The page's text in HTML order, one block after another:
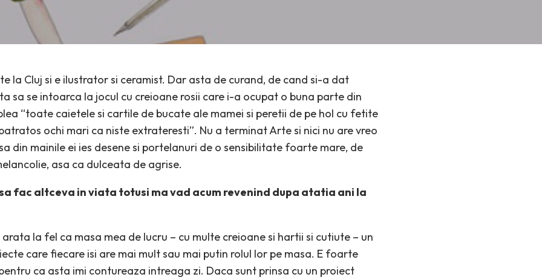
la Cluj si e ilustrator si ceramist. Dar asta de curand, de cand si-a dat
sa se intoarca la jocul cu creioane rosii care i-a ocupat o buna parte din
“toate caietele si cartile de bucate ale mamei si peretii de pe hol cu fetite
ochi mari ca niste extrateresti”. Nu a terminat Arte si nici nu are vreo
din mainile ei ies desene si portelanuri de o sensibilitate foarte mare, de
asa ca dulceata de agrise.
fac altceva in viata totusi ma vad acum revenind dupa atatia ani la
arata la fel ca masa mea de lucru – cu multe creioane si hartii si cutiute – un
care fiecare isi are mai mult sau mai putin rolul lor pe masa. E foarte
ca asta imi contureaza intreaga zi. Daca sunt prinsa cu un proiect